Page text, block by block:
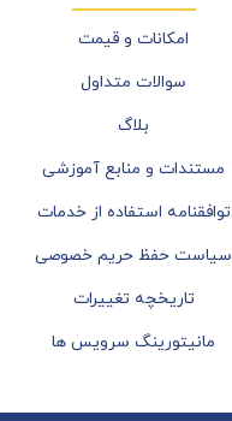
امکانات و قیمت
سوالات متداول
بلاگ
مستندات و منابع آموزشی
توافقنامه استفاده از خدمات
سیاست حفظ حریم خصوصی
تاریخچه تغییرات
مانیتورینگ سرویس ها